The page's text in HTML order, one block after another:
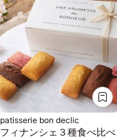
patisserie bon declic
フィナンシェ３種食べ比べ